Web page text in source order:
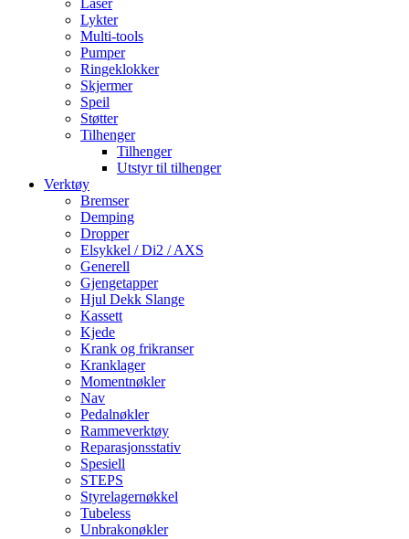
Låser
Lykter
Multi-tools
Pumper
Ringeklokker
Skjermer
Speil
Støtter
Tilhenger
Tilhenger
Utstyr til tilhenger
Verktøy
Bremser
Demping
Dropper
Elsykkel / Di2 / AXS
Generell
Gjengetapper
Hjul Dekk Slange
Kassett
Kjede
Krank og frikranser
Kranklager
Momentnøkler
Nav
Pedalnøkler
Rammeverktøy
Reparasjonsstativ
Spesiell
STEPS
Styrelagernøkkel
Tubeless
Unbrakonøkler